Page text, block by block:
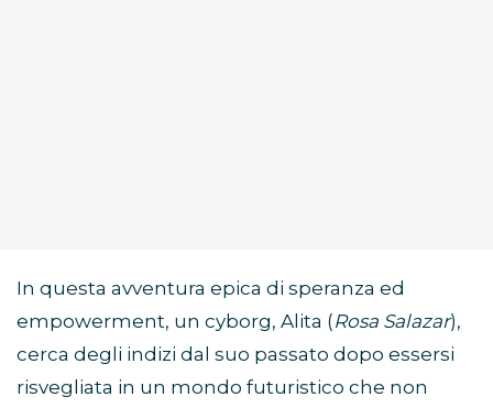
In questa avventura epica di speranza ed
empowerment, un cyborg, Alita (Rosa Salazar),
cerca degli indizi dal suo passato dopo essersi
risvegliata in un mondo futuristico che non